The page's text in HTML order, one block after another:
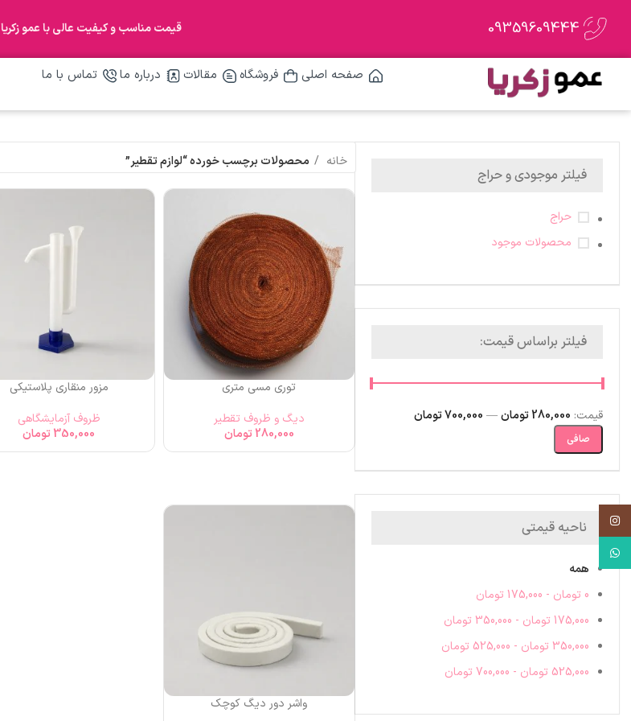
09359609444 قیمت مناسب و کیفیت عالی با عمو زکریا
صفحه اصلی فروشگاه مقالات درباره ما تماس با ما
فیلتر موجودی و حراج
حراج
محصولات موجود
فیلتر براساس قیمت:
صافی
قيمت: 280,000 تومان — 700,000 تومان
ناحیه قیمتی
همه
0 تومان -
175,000 تومان
175,000 تومان -
350,000 تومان
350,000 تومان -
525,000 تومان
525,000 تومان -
700,000 تومان
خانه محصولات برچسب خورده “لوازم تقطیر”
توری مسی متری
دیگ و ظروف تقطیر
280,000 تومان
مزور منقاری پلاستیکی
ظروف آزمایشگاهی
350,000 تومان
واشر دور دیگ کوچک
اینستاگرم